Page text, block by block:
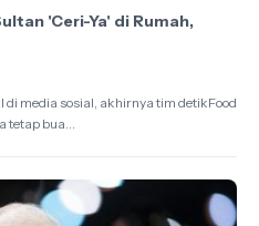
'Ceri-Ya' di Rumah,
media sosial, akhirnya tim detikFood
tetap bua...